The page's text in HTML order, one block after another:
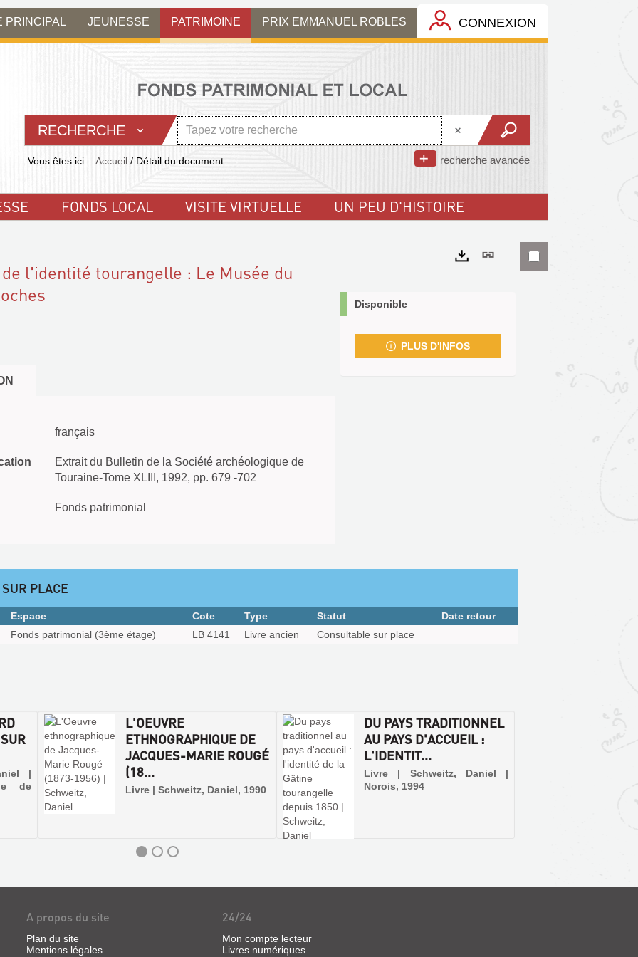
PRINCIPAL JEUNESSE PATRIMOINE PRIX EMMANUEL ROBLES CONNEXION
RECHERCHE
recherche avancée
Vous êtes ici : Accueil / Détail du document
FONDS LOCAL VISITE VIRTUELLE UN PEU D'HISTOIRE
l'identité tourangelle : Le Musée du
français
Extrait du Bulletin de la Société archéologique de
Touraine-Tome XLIII, 1992, pp. 679 -702
Fonds patrimonial
Lien
Disponible
PLUS D'INFOS
PLACE
Espace Cote Type Statut
Date retour
Fonds patrimonial (3ème étage) LB 4141 Livre ancien Consultable sur place
L'OEUVRE
ETHNOGRAPHIQUE DE
JACQUES-MARIE ROUGÉ
(18...
Livre | Schweitz, Daniel, 1990
DU PAYS TRADITIONNEL
AU PAYS D'ACCUEIL :
L'IDENTIT...
Livre | Schweitz, Daniel |
Norois, 1994
|
de
A propos du site
Plan du site
Mentions légales
24/24
Mon compte lecteur
Livres numériques